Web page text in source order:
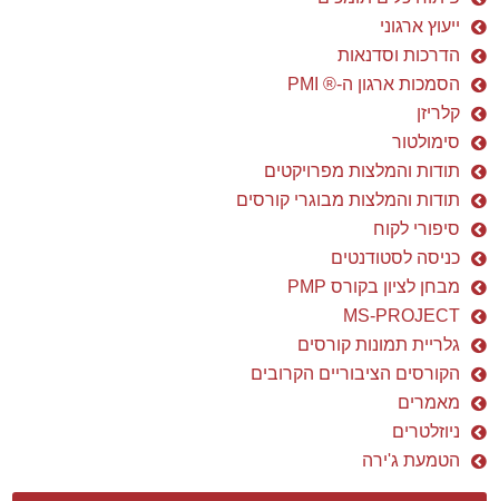
ייעוץ ארגוני
הדרכות וסדנאות
הסמכות ארגון ה-® PMI
קלריזן
סימולטור
תודות והמלצות מפרויקטים
תודות והמלצות מבוגרי קורסים
סיפורי לקוח
כניסה לסטודנטים
מבחן לציון בקורס PMP
MS-PROJECT
גלריית תמונות קורסים
הקורסים הציבוריים הקרובים
מאמרים
ניוזלטרים
הטמעת ג'ירה